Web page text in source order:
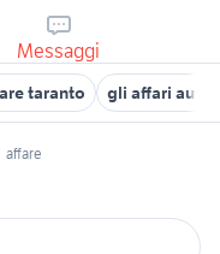
Messaggi
taranto gli affari auto
affare